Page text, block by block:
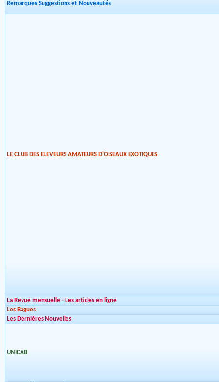
Remarques Suggestions et Nouveautés
LE CLUB DES ELEVEURS AMATEURS D'OISEAUX EXOTIQUES
La Revue mensuelle - Les articles en ligne
Les Bagues
Les Dernières Nouvelles
UNICAB